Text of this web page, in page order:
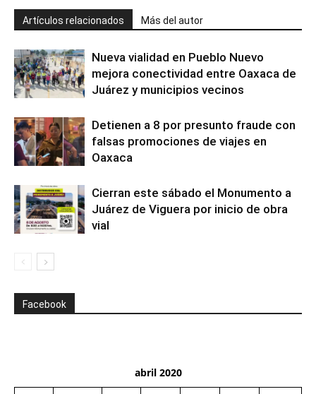
Artículos relacionados Más del autor
Nueva vialidad en Pueblo Nuevo
mejora conectividad entre Oaxaca de
Juárez y municipios vecinos
Detienen a 8 por presunto fraude con
falsas promociones de viajes en
Oaxaca
Cierran este sábado el Monumento a
Juárez de Viguera por inicio de obra
vial
Facebook
abril 2020